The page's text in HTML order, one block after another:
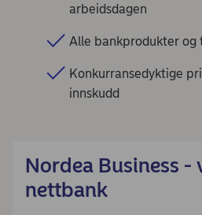
arbeidsdagen
Alle bankprodukter
Konkurransedyktige
innskudd
Nordea Business
nettbank